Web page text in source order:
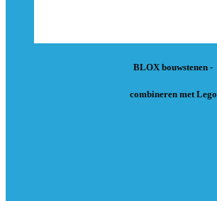
BLOX bouwstenen -
combineren met Lego